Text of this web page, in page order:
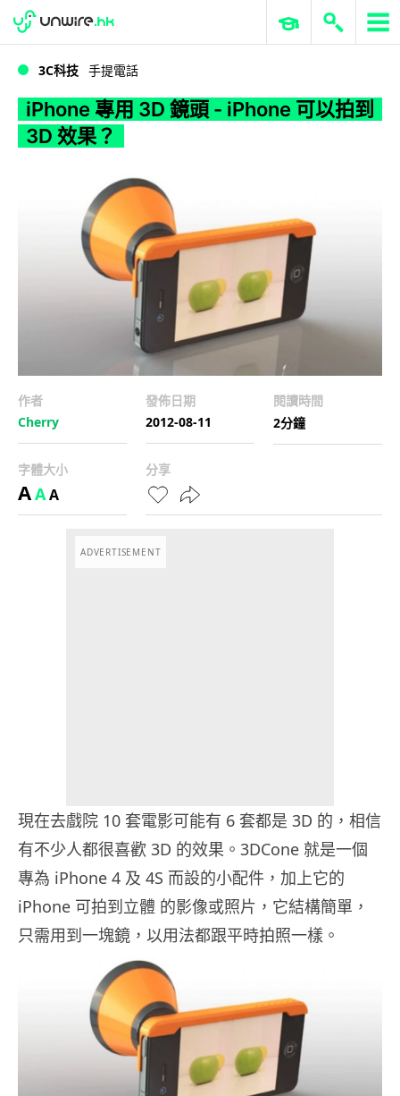
WWDC 2026 ERP 與商業 AI
3C科技 手提電話
iPhone 專用 3D 鏡頭 - iPhone 可以拍到
3D 效果？
作者
Cherry
發佈日期
2012-08-11
閱讀時間
2分鐘
字體大小
AAA
分享
ADVERTISEMENT
現在去戲院 10 套電影可能有 6 套都是 3D 的，相信
有不少人都很喜歡 3D 的效果。3DCone 就是一個
專為 iPhone 4 及 4S 而設的小配件，加上它的
iPhone 可拍到立體 的影像或照片，它結構簡單，
只需用到一塊鏡，以用法都跟平時拍照一樣。